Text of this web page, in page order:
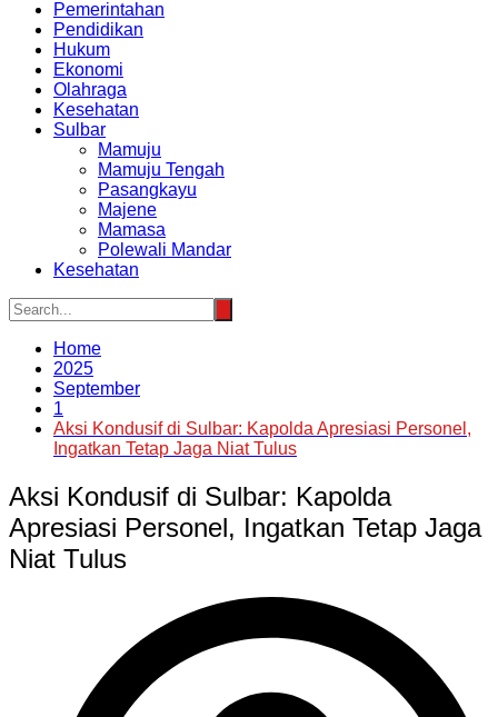
Pemerintahan
Pendidikan
Hukum
Ekonomi
Olahraga
Kesehatan
Sulbar
Mamuju
Mamuju Tengah
Pasangkayu
Majene
Mamasa
Polewali Mandar
Kesehatan
Home
2025
September
1
Aksi Kondusif di Sulbar: Kapolda Apresiasi Personel,
Ingatkan Tetap Jaga Niat Tulus
Aksi Kondusif di Sulbar: Kapolda
Apresiasi Personel, Ingatkan Tetap Jaga
Niat Tulus